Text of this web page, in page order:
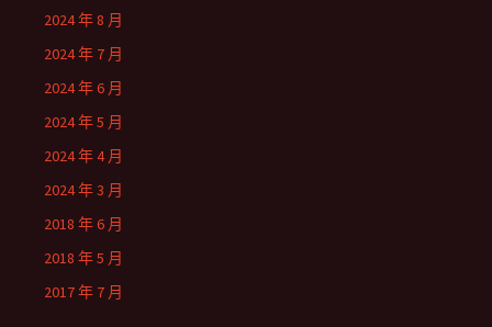
2024 年 8 月
2024 年 7 月
2024 年 6 月
2024 年 5 月
2024 年 4 月
2024 年 3 月
2018 年 6 月
2018 年 5 月
2017 年 7 月